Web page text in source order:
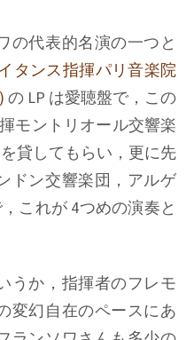
の代表的名演の一つと
タンス指揮パリ音楽院
の LP は愛聴盤で，この
モントリオール交響楽
貸してもらい，更に先
ドン交響楽団，アルゲ
これが 4つめの演奏と
うか，指揮者のフレモ
変幻自在のペースにあ